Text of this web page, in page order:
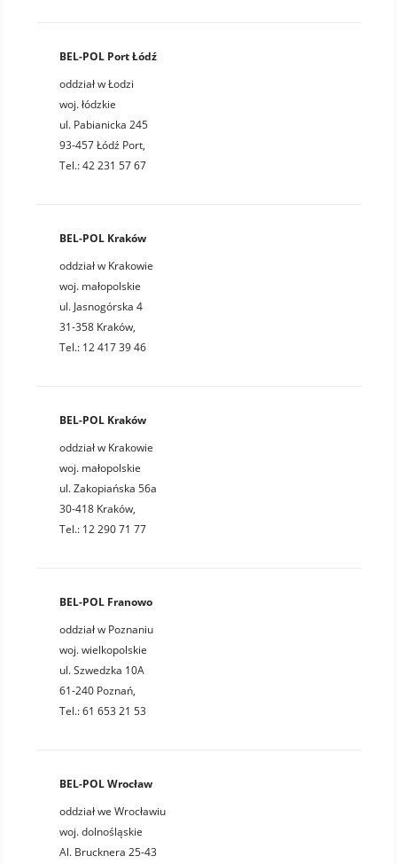
BEL-POL Port Łódź
oddział w Łodzi
woj. łódzkie
ul. Pabianicka 245
93-457 Łódź Port,
Tel.: 42 231 57 67
BEL-POL Kraków
oddział w Krakowie
woj. małopolskie
ul. Jasnogórska 4
31-358 Kraków,
Tel.: 12 417 39 46
BEL-POL Kraków
oddział w Krakowie
woj. małopolskie
ul. Zakopiańska 56a
30-418 Kraków,
Tel.: 12 290 71 77
BEL-POL Franowo
oddział w Poznaniu
woj. wielkopolskie
ul. Szwedzka 10A
61-240 Poznań,
Tel.: 61 653 21 53
BEL-POL Wrocław
oddział we Wrocławiu
woj. dolnośląskie
Al. Brucknera 25-43